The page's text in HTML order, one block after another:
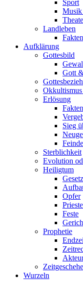
Sport
Landleben
Fakten
Aufklärung
Gottesbild
Gott
Erlösung
Fakten
Sieg
Sterblichkeit
Evolution
Heiligtum
Gesetz
Opfer
Feste
Prophetie
Wurzeln